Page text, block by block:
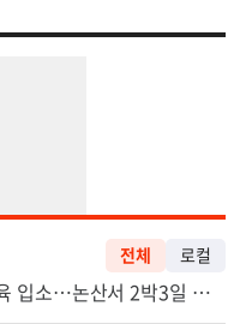
전체 로컬
천하람, 현역 의원 최초 신병교육 입소…논산서 2박3일 생활